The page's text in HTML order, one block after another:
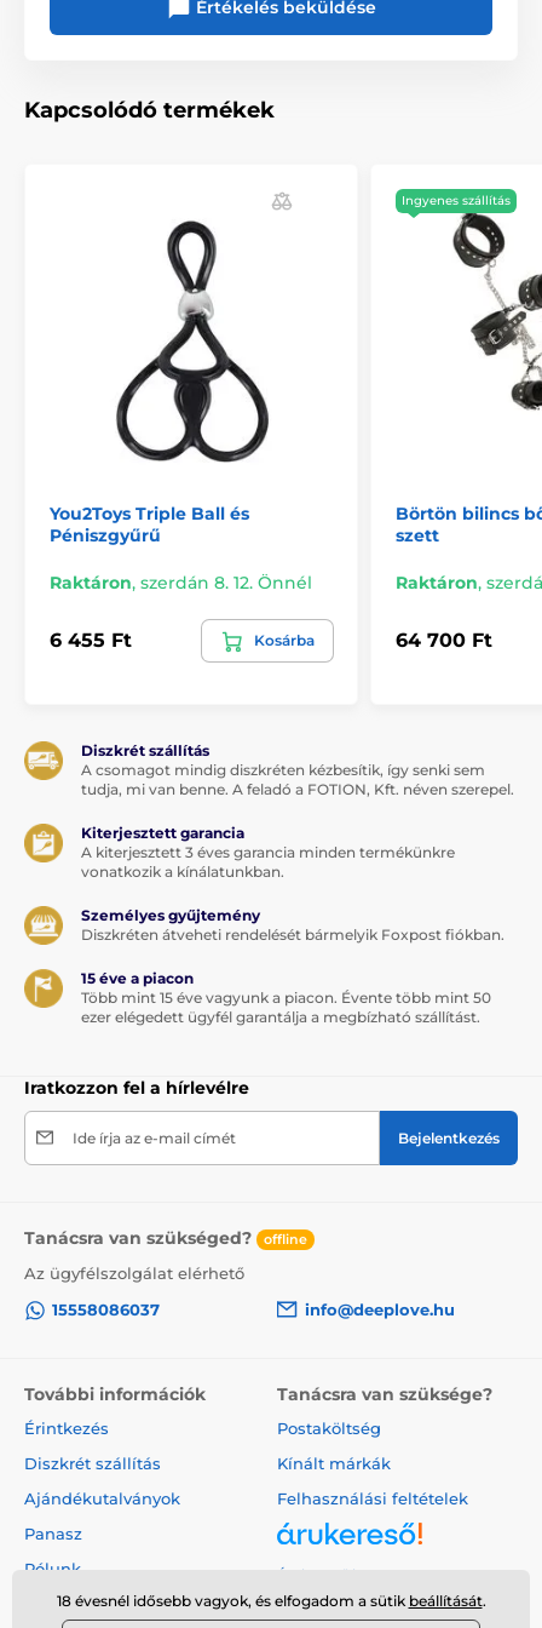
Értékelés beküldése
Kapcsolódó termékek
You2Toys Triple Ball és
Péniszgyűrű
Raktáron, szerdán 8. 12. Önnél
6 455 Ft Kosárba
Ingyenes szállítás
Börtön bilincs
szett
Raktáron,
64 700 Ft
Diszkrét szállítás
A csomagot mindig diszkréten kézbesítik, így senki sem
tudja, mi van benne. A feladó a FOTION, Kft. néven szerepel.
Kiterjesztett garancia
A kiterjesztett 3 éves garancia minden termékünkre
vonatkozik a kínálatunkban.
Személyes gyűjtemény
Diszkréten átveheti rendelését bármelyik Foxpost fiókban.
15 éve a piacon
Több mint 15 éve vagyunk a piacon. Évente több mint 50
ezer elégedett ügyfél garantálja a megbízható szállítást.
Iratkozzon fel a hírlevélre
Ide írja az e-mail címét Bejelentkezés
Tanácsra van szükséged? offline
Az ügyfélszolgálat elérhető
15558086037
info@deeplove.hu
További információk
Érintkezés
Diszkrét szállítás
Ajándékutalványok
Panasz
Rólunk
Tanácsra van szüksége?
Postaköltség
Kínált márkák
Felhasználási feltételek
Árukereső.hu
18 évesnél idősebb vagyok, és elfogadom a sütik beállítását.